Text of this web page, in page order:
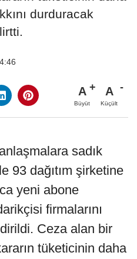
durduracak
A
Büyüt
A
Küçült
sadık
93 dağıtım şirketine
yeni abone
firmalarını
Ceza alan bir
tüketicinin daha